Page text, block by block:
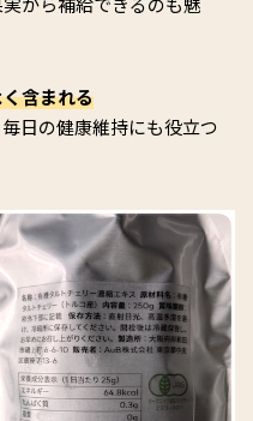
含まれる
日の健康維持にも役立つ